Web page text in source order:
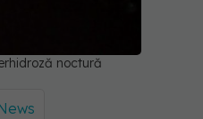
noctură